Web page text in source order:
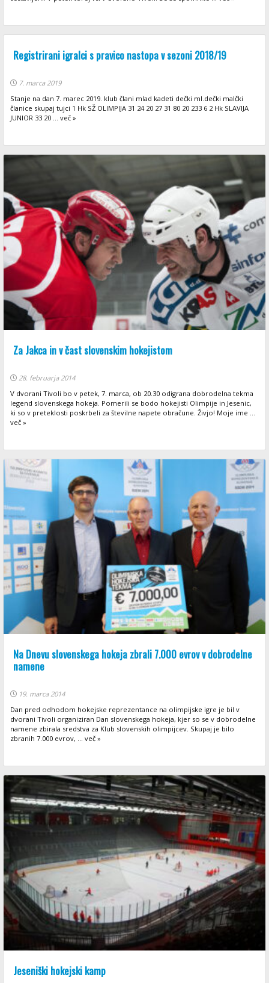
Registrirani igralci s pravico nastopa v sezoni 2018/19
7. marca 2019
Stanje na dan 7. marec 2019. klub člani mlad kadeti dečki ml.dečki malčki
članice skupaj tujci 1 Hk SŽ OLIMPIJA 31 24 20 27 31 80 20 233 6 2 Hk SLAVIJA
JUNIOR 33 20 ... več »
Za Jakca in v čast slovenskim hokejistom
28. februarja 2014
V dvorani Tivoli bo v petek, 7. marca, ob 20.30 odigrana dobrodelna tekma
legend slovenskega hokeja. Pomerili se bodo hokejisti Olimpije in Jesenic,
ki so v preteklosti poskrbeli za številne napete obračune. Živjo! Moje ime ...
več »
Na Dnevu slovenskega hokeja zbrali 7.000 evrov v dobrodelne
namene
19. marca 2014
Dan pred odhodom hokejske reprezentance na olimpijske igre je bil v
dvorani Tivoli organiziran Dan slovenskega hokeja, kjer so se v dobrodelne
namene zbirala sredstva za Klub slovenskih olimpijcev. Skupaj je bilo
zbranih 7.000 evrov, ... več »
Jeseniški hokejski kamp